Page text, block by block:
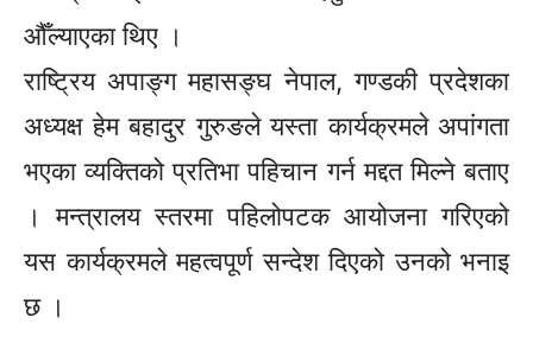
औँल्याएका थिए ।
राष्ट्रिय अपाङ्ग महासङ्घ नेपाल, गण्डकी प्रदेशका
अध्यक्ष हेम बहादुर गुरुङले यस्ता कार्यक्रमले अपांगता
भएका व्यक्तिको प्रतिभा पहिचान गर्न मद्दत मिल्ने बताए
। मन्त्रालय स्तरमा पहिलोपटक आयोजना गरिएको
यस कार्यक्रमले महत्वपूर्ण सन्देश दिएको उनको भनाइ
छ ।